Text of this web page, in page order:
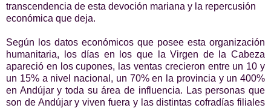
transcendencia de esta devoción mariana y la repercusión
económica que deja.
Según los datos económicos que posee esta organización
humanitaria, los días en los que la Virgen de la Cabeza
apareció en los cupones, las ventas crecieron entre un 10 y
un 15% a nivel nacional, un 70% en la provincia y un 400%
en Andújar y toda su área de influencia. Las personas que
son de Andújar y viven fuera y las distintas cofradías filiales